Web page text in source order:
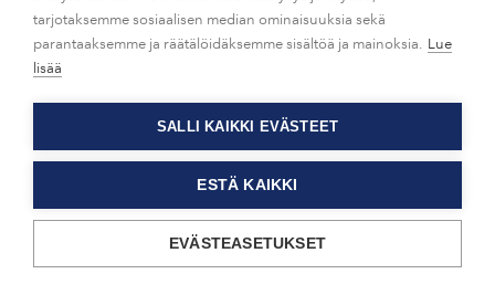
tarjotaksemme sosiaalisen median ominaisuuksia sekä
parantaaksemme ja räätälöidäksemme sisältöä ja mainoksia. Lue
lisää
SALLI KAIKKI EVÄSTEET
ESTÄ KAIKKI
EVÄSTEASETUKSET